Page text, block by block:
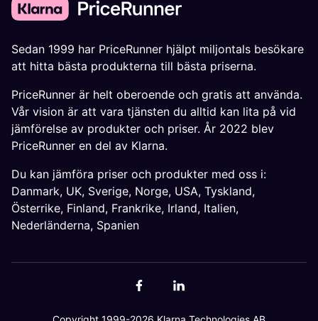
Sedan 1999 har PriceRunner hjälpt miljontals besökare
att hitta bästa produkterna till bästa priserna.
PriceRunner är helt oberoende och gratis att använda.
Vår vision är att vara tjänsten du alltid kan lita på vid
jämförelse av produkter och priser. År 2022 blev
PriceRunner en del av Klarna.
Du kan jämföra priser och produkter med oss i:
Danmark, UK, Sverige, Norge, USA, Tyskland,
Österrike, Finland, Frankrike, Irland, Italien,
Nederländerna, Spanien